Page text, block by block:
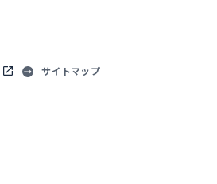
サイトマップ